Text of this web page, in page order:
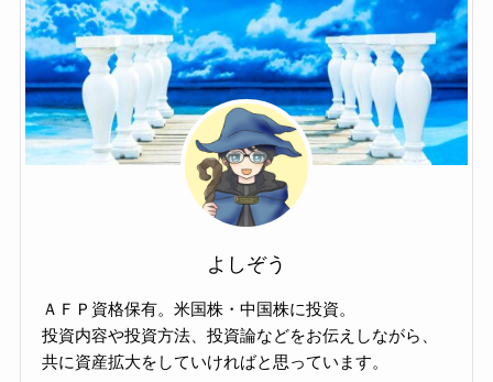
よしぞう
ＡＦＰ資格保有。米国株・中国株に投資。
投資内容や投資方法、投資論などをお伝えしながら、
共に資産拡大をしていければと思っています。